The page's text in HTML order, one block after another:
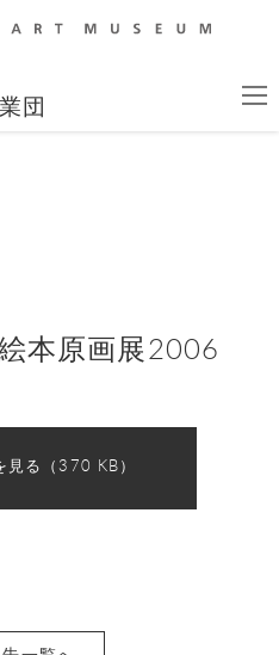
団
本原画展2006
見る（370 KB）